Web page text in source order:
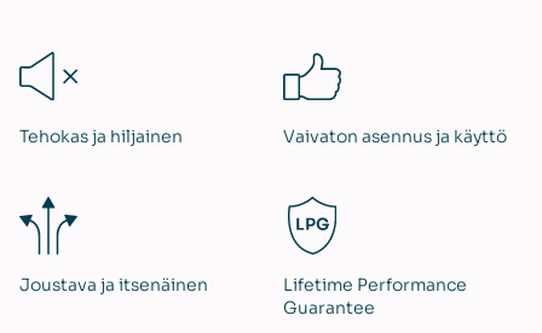
Tehokas ja hiljainen Vaivaton asennus ja käyttö
Joustava ja itsenäinen
Lifetime Performance
Guarantee